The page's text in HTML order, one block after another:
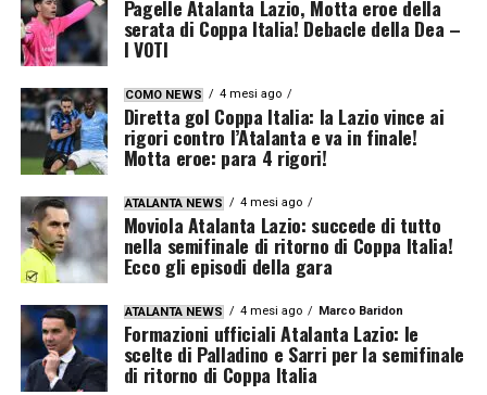
Pagelle Atalanta Lazio, Motta eroe della
serata di Coppa Italia! Debacle della Dea –
I VOTI
COMO NEWS 4 mesi ago
Diretta gol Coppa Italia: la Lazio vince ai
rigori contro l’Atalanta e va in finale!
Motta eroe: para 4 rigori!
ATALANTA NEWS 4 mesi ago
Moviola Atalanta Lazio: succede di tutto
nella semifinale di ritorno di Coppa Italia!
Ecco gli episodi della gara
ATALANTA NEWS 4 mesi ago Marco Baridon
Formazioni ufficiali Atalanta Lazio: le
scelte di Palladino e Sarri per la semifinale
di ritorno di Coppa Italia